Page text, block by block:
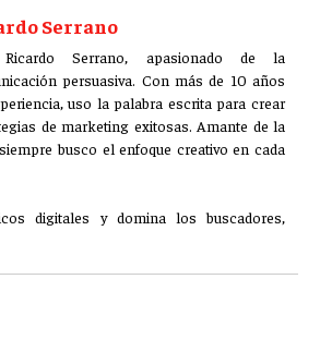
Serrano
Serrano, apasionado de la
persuasiva. Con más de 10 años
uso la palabra escrita para crear
de marketing exitosas. Amante de la
busco el enfoque creativo en cada
digitales y domina los buscadores,